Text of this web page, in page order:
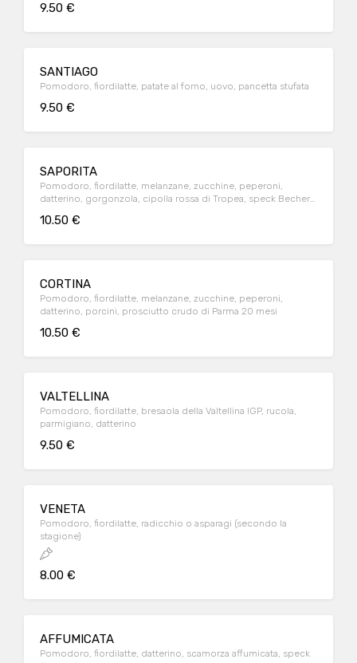
9.50 €
SANTIAGO
Pomodoro, fiordilatte, patate al forno, uovo, pancetta stufata
9.50 €
SAPORITA
Pomodoro, fiordilatte, melanzane, zucchine, peperoni,
datterino, gorgonzola, cipolla rossa di Tropea, speck Becher 5
10.50 €
CORTINA
Pomodoro, fiordilatte, melanzane, zucchine, peperoni,
datterino, porcini, prosciutto crudo di Parma 20 mesi
10.50 €
VALTELLINA
Pomodoro, fiordilatte, bresaola della Valtellina IGP, rucola,
parmigiano, datterino
9.50 €
VENETA
Pomodoro, fiordilatte, radicchio o asparagi (secondo la
stagione)
8.00 €
AFFUMICATA
Pomodoro, fiordilatte, datterino, scamorza affumicata, speck